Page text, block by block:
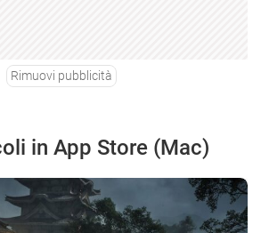
Rimuovi pubblicità
in App Store (Mac)